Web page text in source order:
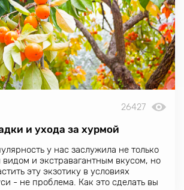
26427
и ухода за хурмой
у нас заслужила не только
и экстравагантным вкусом, но
эту экзотику в условиях
- не проблема. Как это сделать вы